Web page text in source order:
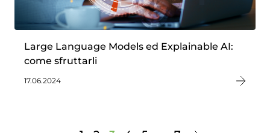
Large Language Models ed Explainable AI:
come sfruttarli
17.06.2024